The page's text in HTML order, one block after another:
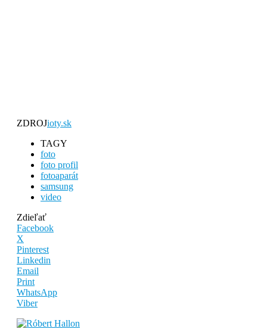
ZDROJioty.sk
TAGY
foto
foto profil
fotoaparát
samsung
video
Zdieľať
Facebook
X
Pinterest
Linkedin
Email
Print
WhatsApp
Viber